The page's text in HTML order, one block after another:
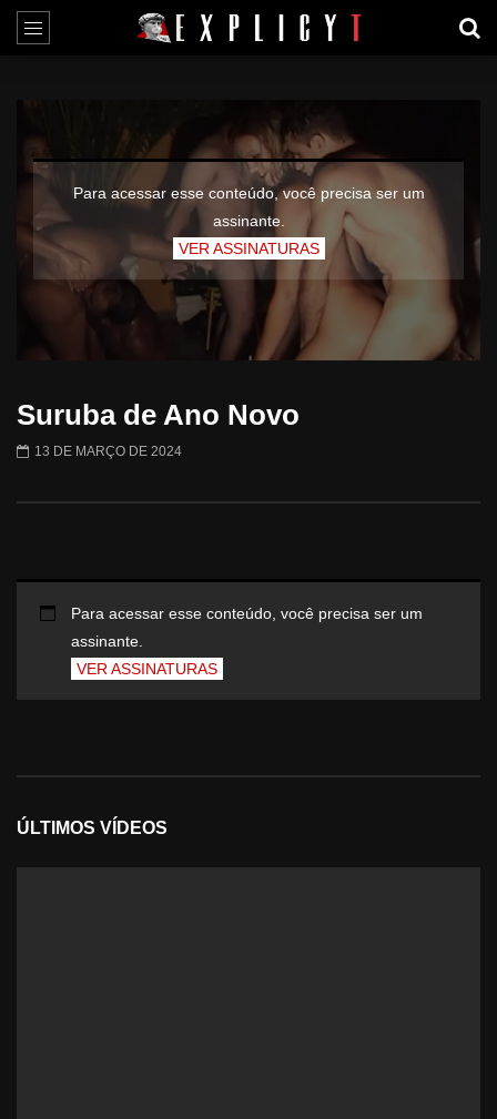
Para acessar esse conteúdo, você precisa ser um
assinante.
VER ASSINATURAS
Suruba de Ano Novo
13 DE MARÇO DE 2024
Para acessar esse conteúdo, você precisa ser um
assinante.
VER ASSINATURAS
ÚLTIMOS VÍDEOS